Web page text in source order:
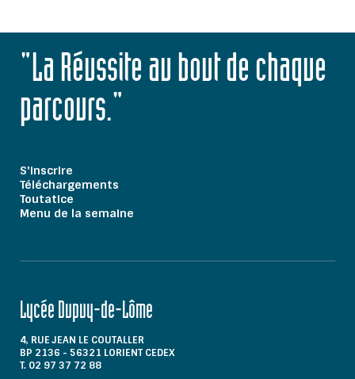
"La Réussite au bout de chaque
parcours."
S'inscrire
Téléchargements
Toutatice
Menu de la semaine
Lycée Dupuy-de-Lôme
4, RUE JEAN LE COUTALLER
BP 2136 - 56321 LORIENT CEDEX
T. 02 97 37 72 88